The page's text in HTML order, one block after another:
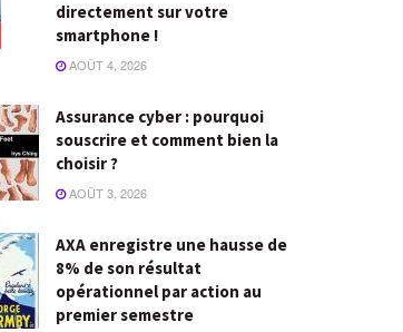
directement sur votre
smartphone !
AOÛT 4, 2026
Assurance cyber : pourquoi
souscrire et comment bien la
choisir ?
AOÛT 3, 2026
AXA enregistre une hausse de
8% de son résultat
opérationnel par action au
premier semestre